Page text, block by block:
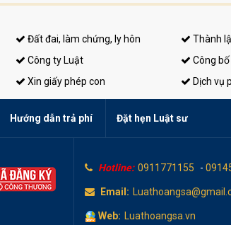
Đất đai, làm chứng, ly hôn
Thành
Công ty Luật
Công
Xin giấy phép con Dịch vụ
Hướng dẫn trả phí Đặt hẹn Luật sư
Hotline: 0911771155 -
Email:
Web: Luathoangsa.vn